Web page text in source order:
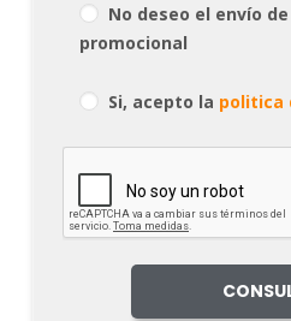
No deseo el envío
promocional
Si, acepto la politica